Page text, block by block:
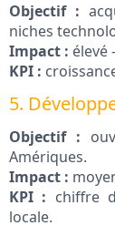
Objectif :
niches
Impact : élevé
KPI :
5.
Objectif :
Amériques.
Impact :
KPI : chiffre
locale.